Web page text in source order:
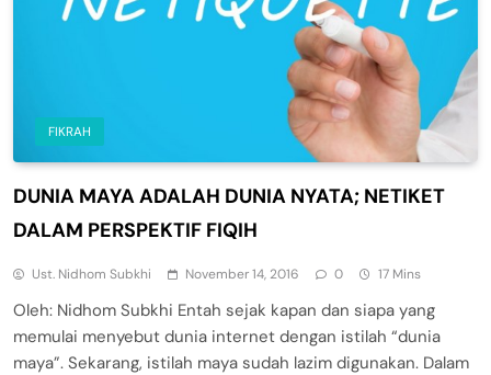
FIKRAH
DUNIA MAYA ADALAH DUNIA NYATA; NETIKET
DALAM PERSPEKTIF FIQIH
Ust. Nidhom Subkhi November 14, 2016 0 17 Mins
Oleh: Nidhom Subkhi Entah sejak kapan dan siapa yang
memulai menyebut dunia internet dengan istilah “dunia
maya”. Sekarang, istilah maya sudah lazim digunakan. Dalam